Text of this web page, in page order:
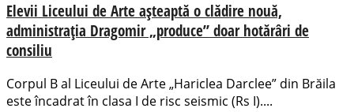
Elevii Liceului de Arte așteaptă o clădire nouă,
administrația Dragomir „produce” doar hotărâri de
consiliu
Corpul B al Liceului de Arte „Hariclea Darclee” din Brăila
este încadrat în clasa I de risc seismic (Rs I)....